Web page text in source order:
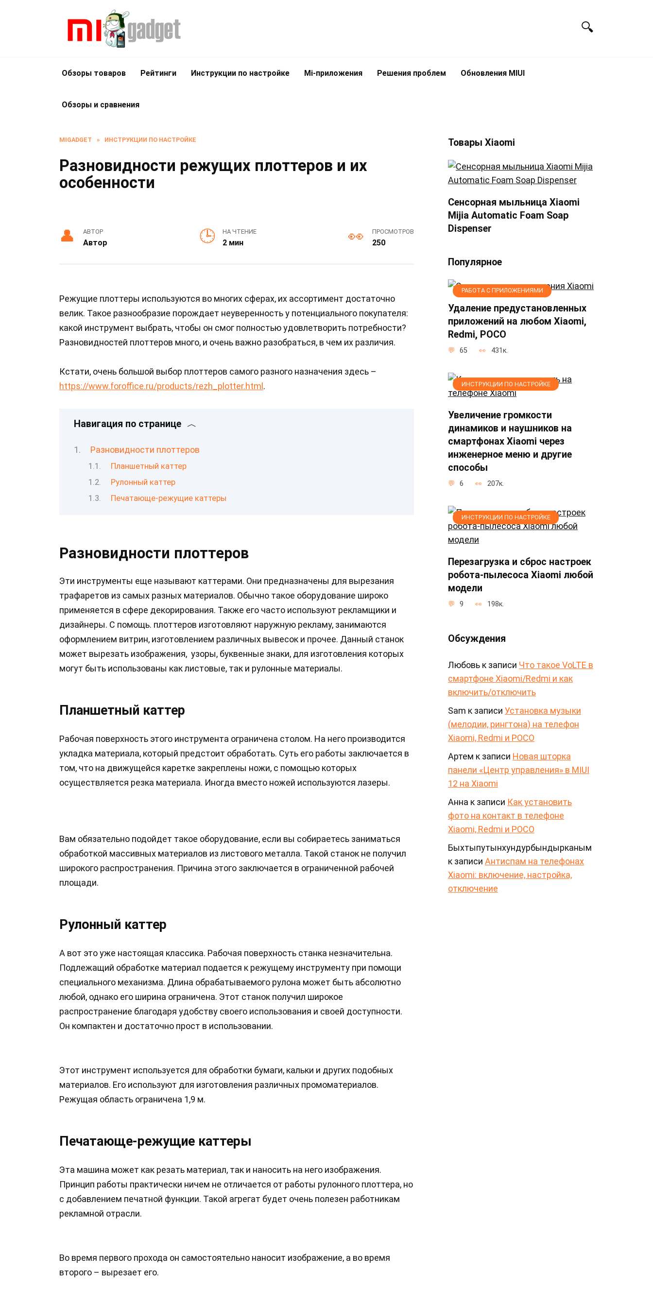
Обзоры товаров Рейтинги Инструкции по настройке Mi-приложения Решения проблем Обновления MIUI
Обзоры и сравнения
MIGADGET » ИНСТРУКЦИИ ПО НАСТРОЙКЕ
Разновидности режущих плоттеров и их
особенности
АВТОР
Автор
НА ЧТЕНИЕ
2 мин
ПРОСМОТРОВ
250
Режущие плоттеры используются во многих сферах, их ассортимент достаточно
велик. Такое разнообразие порождает неуверенность у потенциального покупателя:
какой инструмент выбрать, чтобы он смог полностью удовлетворить потребности?
Разновидностей плоттеров много, и очень важно разобраться, в чем их различия.
Кстати, очень большой выбор плоттеров самого разного назначения здесь –
https://www.foroffice.ru/products/rezh_plotter.html .
Навигация по странице
Разновидности плоттеров
Планшетный каттер
Рулонный каттер
Печатающе-режущие каттеры
Разновидности плоттеров
Эти инструменты еще называют каттерами. Они предназначены для вырезания
трафаретов из самых разных материалов. Обычно такое оборудование широко
применяется в сфере декорирования. Также его часто используют рекламщики и
дизайнеры. С помощь. плоттеров изготовляют наружную рекламу, занимаются
оформлением витрин, изготовлением различных вывесок и прочее. Данный станок
может вырезать изображения, узоры, буквенные знаки, для изготовления которых
могут быть использованы как листовые, так и рулонные материалы.
Планшетный каттер
Рабочая поверхность этого инструмента ограничена столом. На него производится
укладка материала, который предстоит обработать. Суть его работы заключается в
том, что на движущейся каретке закреплены ножи, с помощью которых
осуществляется резка материала. Иногда вместо ножей используются лазеры.
Вам обязательно подойдет такое оборудование, если вы собираетесь заниматься
обработкой массивных материалов из листового металла. Такой станок не получил
широкого распространения. Причина этого заключается в ограниченной рабочей
площади.
Рулонный каттер
А вот это уже настоящая классика. Рабочая поверхность станка незначительна.
Подлежащий обработке материал подается к режущему инструменту при помощи
специального механизма. Длина обрабатываемого рулона может быть абсолютно
любой, однако его ширина ограничена. Этот станок получил широкое
распространение благодаря удобству своего использования и своей доступности.
Он компактен и достаточно прост в использовании.
Этот инструмент используется для обработки бумаги, кальки и других подобных
материалов. Его используют для изготовления различных промоматериалов.
Режущая область ограничена 1,9 м.
Печатающе-режущие каттеры
Эта машина может как резать материал, так и наносить на него изображения.
Принцип работы практически ничем не отличается от работы рулонного плоттера, но
с добавлением печатной функции. Такой агрегат будет очень полезен работникам
рекламной отрасли.
Во время первого прохода он самостоятельно наносит изображение, а во время
второго – вырезает его.
Товары Xiaomi
Сенсорная мыльница Xiaomi
Mijia Automatic Foam Soap
Dispenser
Популярное
РАБОТА С ПРИЛОЖЕНИЯМИ
Удаление предустановленных
приложений на любом Xiaomi,
Redmi, POCO
65 431к.
ИНСТРУКЦИИ ПО НАСТРОЙКЕ
Увеличение громкости
динамиков и наушников на
смартфонах Xiaomi через
инженерное меню и другие
способы
6 207к.
ИНСТРУКЦИИ ПО НАСТРОЙКЕ
Перезагрузка и сброс настроек
робота-пылесоса Xiaomi любой
модели
9 198к.
Обсуждения
Любовь к записи Что такое VoLTE в
смартфоне Xiaomi/Redmi и как
включить/отключить
Sam к записи Установка музыки
(мелодии, рингтона) на телефон
Xiaomi, Redmi и POCO
Артем к записи Новая шторка
панели «Центр управления» в MIUI
12 на Xiaomi
Анна к записи Как установить
фото на контакт в телефоне
Xiaomi, Redmi и POCO
Быхтыпутынхундурбындырканым
к записи Антиспам на телефонах
Xiaomi: включение, настройка,
отключение